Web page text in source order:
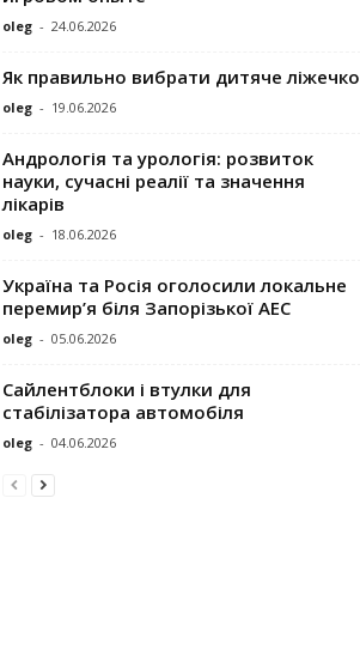
oleg - 24.06.2026
Як правильно вибрати дитяче ліжечко
oleg - 19.06.2026
Андрологія та урологія: розвиток
науки, сучасні реалії та значення
лікарів
oleg - 18.06.2026
Україна та Росія оголосили локальне
перемир’я біля Запорізької АЕС
oleg - 05.06.2026
Сайлентблоки і втулки для
стабілізатора автомобіля
oleg - 04.06.2026